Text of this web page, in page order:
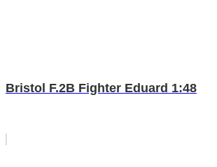
Bristol F.2B Fighter Eduard 1:48